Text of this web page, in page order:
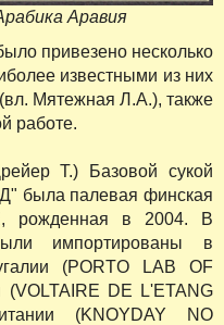
Аравия
привезено несколько
известными из них
Мятежная Л.А.), также
работе.
Т.) Базовой сукой
была палевая финская
рожденная в 2004. В
импортированы в
(PORTO LAB OF
DE L'ETANG
(KNOYDAY NO